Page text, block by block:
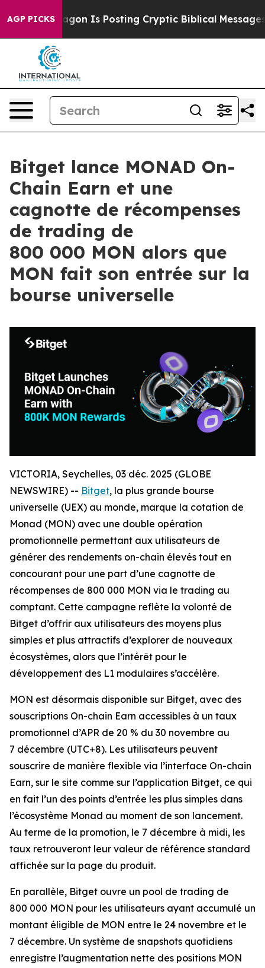
AGP PICKS
Pentagon Is Posting Cryptic Biblical Messages on
Bitget lance MONAD On-
Chain Earn et une
cagnotte de récompenses
de trading de
800 000 MON alors que
MON fait son entrée sur la
bourse universelle
VICTORIA, Seychelles, 03 déc. 2025 (GLOBE
NEWSWIRE) -- Bitget, la plus grande bourse
universelle (UEX) au monde, marque la cotation de
Monad (MON) avec une double opération
promotionnelle permettant aux utilisateurs de
générer des rendements on-chain élevés tout en
concourant pour une part d’une cagnotte de
récompenses de 800 000 MON via le trading au
comptant. Cette campagne reflète la volonté de
Bitget d’offrir aux utilisateurs des moyens plus
simples et plus attractifs d’explorer de nouveaux
écosystèmes, alors que l’intérêt pour le
développement des L1 modulaires s’accélère.
MON est désormais disponible sur Bitget, avec des
souscriptions On-chain Earn accessibles à un taux
promotionnel d’APR de 20 % du 30 novembre au
7 décembre (UTC+8). Les utilisateurs peuvent
souscrire de manière flexible via l’interface On-chain
Earn, sur le site comme sur l’application Bitget, ce qui
en fait l’un des points d’entrée les plus simples dans
l’écosystème Monad au moment de son lancement.
Au terme de la promotion, le 7 décembre à midi, les
taux retrouveront leur valeur de référence standard
affichée sur la page du produit.
En parallèle, Bitget ouvre un pool de trading de
800 000 MON pour les utilisateurs ayant accumulé un
montant éligible de MON entre le 24 novembre et le
7 décembre. Un système de snapshots quotidiens
enregistre l’augmentation nette des positions MON